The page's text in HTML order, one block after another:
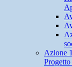
Azione